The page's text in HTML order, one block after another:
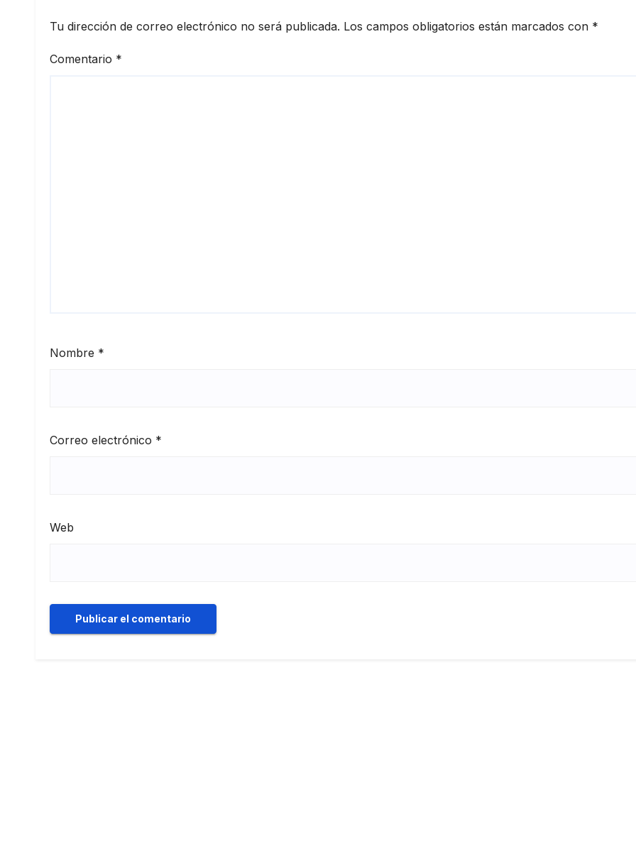
Tu dirección de correo electrónico no será publicada. Los campos obligatorios están marcados con *
Comentario *
Nombre *
Correo electrónico *
Web